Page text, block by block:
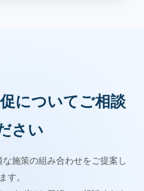
についてご相談
さい
施策の組み合わせをご提案し
ます。